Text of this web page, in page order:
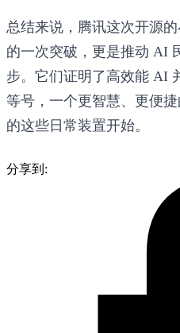
总结来说，腾讯这次开源
的一次突破，更是推动 AI
步。它们证明了高效能 AI
等号，一个更智慧、更便
的这些日常装置开始。
分享到: